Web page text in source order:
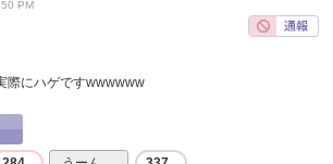
PM
際にハゲですwwwwww